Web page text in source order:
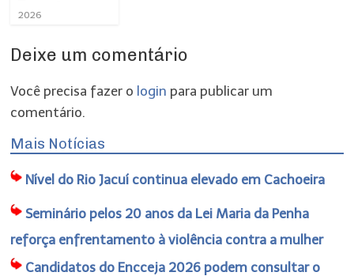
2026
Deixe um comentário
Você precisa fazer o login para publicar um
comentário.
Mais Notícias
Nível do Rio Jacuí continua elevado em Cachoeira
Seminário pelos 20 anos da Lei Maria da Penha
reforça enfrentamento à violência contra a mulher
Candidatos do Encceja 2026 podem consultar o